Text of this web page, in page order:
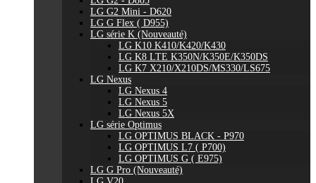
LG G2 Mini - D620
LG G Flex ( D955)
LG série K (Nouveauté)
LG K10 K410/K420/K430
LG K8 LTE K350N/K350E/K350DS
LG K7 X210/X210DS/MS330/LS675
LG Nexus
LG Nexus 4
LG Nexus 5
LG Nexus 5X
LG série Optimus
LG OPTIMUS BLACK - P970
LG OPTIMUS L7 ( P700)
LG OPTIMUS G ( E975)
LG G Pro (Nouveauté)